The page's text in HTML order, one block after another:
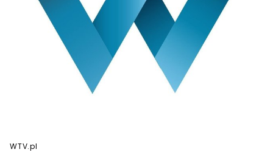
WTV.pl